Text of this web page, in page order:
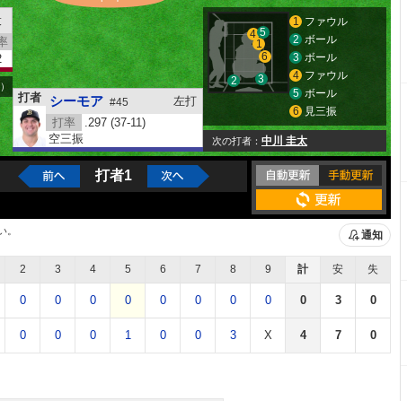
）
打者 シーモア #45
左打
打率
.297 (37-11)
空三振
1
2 3
4 5
6
1 ファウル
2 ボール
3 ボール
4 ファウル
5 ボール
6
見三振
次の打者 中川 圭太
打者1
。 通知
2 3 4 5 6 7 8 9 計 安 失
0 0 0 0 0 0 0 0 0 3 0
0 0 0 1 0 0 3 X 4 7 0